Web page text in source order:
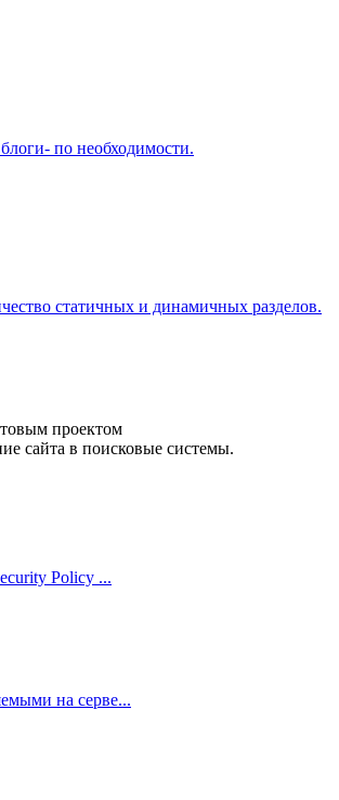
по необходимости.
статичных и динамичных разделов.
проектом
сайта в поисковые системы.
Policy ...
на серве...